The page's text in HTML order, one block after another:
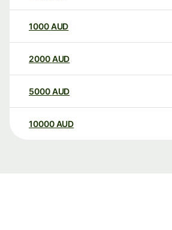
1000AUD
2000AUD
5000AUD
10000 AUD